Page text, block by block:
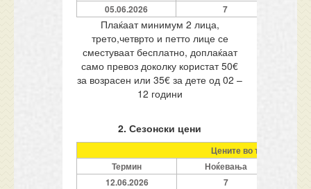
05.06.2026
7
Плаќаат минимум 2 лица,
трето,четврто и петто лице се
сместуваат бесплатно, доплаќаат
само превоз доколку користат 50€
за возрасен или 35€ за дете од 02 –
12 години
2. Сезонски цени
Цените во табелата се
Термин
Ноќевања
12.06.2026
7